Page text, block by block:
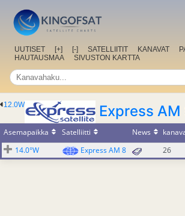
UUTISET [+] [-] SATELLIITIT KANAVAT
HAUTAUSMAA
SIVUSTON KARTTA
12.0W Express AM
Asemapaikka Satelliitti News
14.0°W
Express AM 8 26